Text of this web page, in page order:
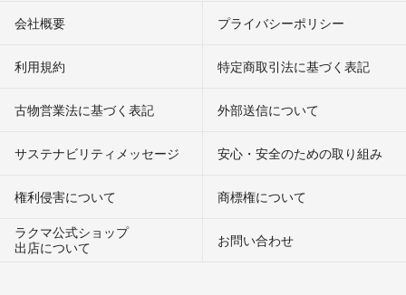
会社概要 プライバシーポリシー
利用規約 特定商取引法に基づく表記
古物営業法に基づく表記 外部送信について
サステナビリティメッセージ 安心・安全のための取り組み
権利侵害について
商標権について
ラクマ公式ショップ
出店について
お問い合わせ